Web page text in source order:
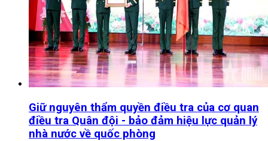
Giữ nguyên thẩm quyền điều tra của cơ quan
điều tra Quân đội - bảo đảm hiệu lực quản lý
nhà nước về quốc phòng